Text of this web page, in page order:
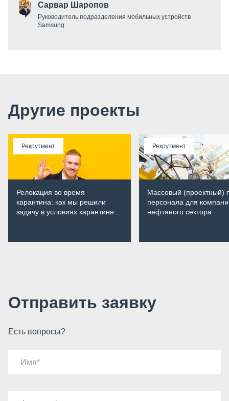
Сарвар Шаропов
Руководитель подразделения мобильных устройств
Samsung
Другие проекты
Рекрутмент
Релокация во время
карантина: как мы решили
задачу в условиях карантинных
Рекрутмент
Массовый (проектный)
персонала для
нефтяного сектора
Отправить заявку
Есть вопросы?
Имя